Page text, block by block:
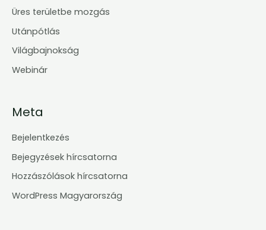
Üres területbe mozgás
Utánpótlás
Világbajnokság
Webinár
Meta
Bejelentkezés
Bejegyzések hírcsatorna
Hozzászólások hírcsatorna
WordPress Magyarország